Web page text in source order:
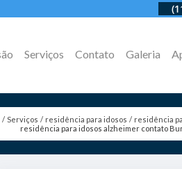
Serviços Contato Galeria
Serviços residência para idosos
residência
residência para idosos alzheimer contato